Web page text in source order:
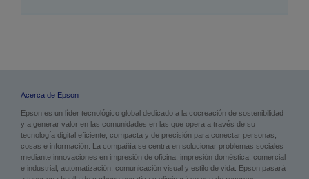
Acerca de Epson
Epson es un líder tecnológico global dedicado a la cocreación de sostenibilidad
y a generar valor en las comunidades en las que opera a través de su
tecnología digital eficiente, compacta y de precisión para conectar personas,
cosas e información. La compañía se centra en solucionar problemas sociales
mediante innovaciones en impresión de oficina, impresión doméstica, comercial
e industrial, automatización, comunicación visual y estilo de vida. Epson pasará